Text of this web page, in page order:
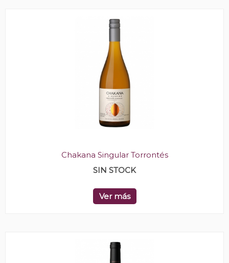
Chakana Singular Torrontés
SIN STOCK
Ver más